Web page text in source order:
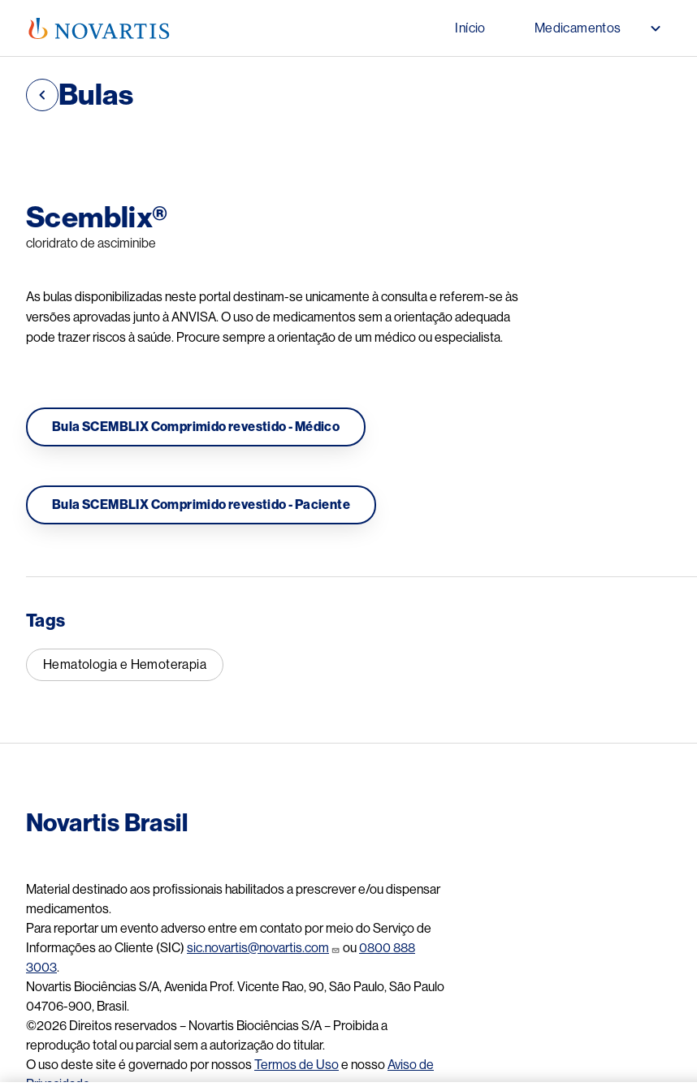
Início Medicamentos
Bulas
Scemblix®
cloridrato de asciminibe
As bulas disponibilizadas neste portal destinam-se unicamente à consulta e referem-se às
versões aprovadas junto à ANVISA. O uso de medicamentos sem a orientação adequada
pode trazer riscos à saúde. Procure sempre a orientação de um médico ou especialista.
Bula SCEMBLIX Comprimido revestido - Médico
Bula SCEMBLIX Comprimido revestido - Paciente
Tags
Hematologia e Hemoterapia
Novartis Brasil
Material destinado aos profissionais habilitados a prescrever e/ou dispensar
medicamentos.
Para reportar um evento adverso entre em contato por meio do Serviço de
Informações ao Cliente (SIC) sic.novartis@novartis.com ou0800 888
3003.
Novartis Biociências S/A, Avenida Prof. Vicente Rao, 90, São Paulo, São Paulo
04706-900, Brasil.
©2026 Direitos reservados – Novartis Biociências S/A – Proibida a
reprodução total ou parcial sem a autorização do titular.
O uso deste site é governado por nossosTermos de Usoe nossoAviso de
Privacidade.